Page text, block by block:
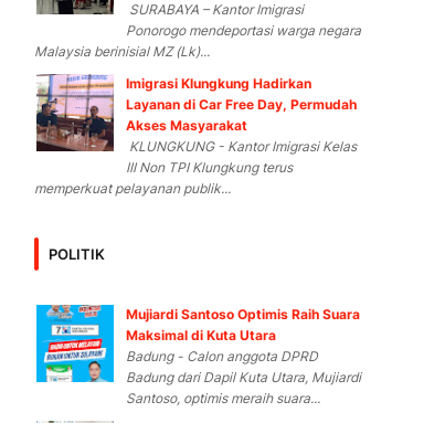
SURABAYA – Kantor Imigrasi
Ponorogo mendeportasi warga negara
Malaysia berinisial MZ (Lk)...
Imigrasi Klungkung Hadirkan
Layanan di Car Free Day, Permudah
Akses Masyarakat
KLUNGKUNG - Kantor Imigrasi Kelas
III Non TPI Klungkung terus
memperkuat pelayanan publik...
POLITIK
Mujiardi Santoso Optimis Raih Suara
Maksimal di Kuta Utara
Badung - Calon anggota DPRD
Badung dari Dapil Kuta Utara, Mujiardi
Santoso, optimis meraih suara...